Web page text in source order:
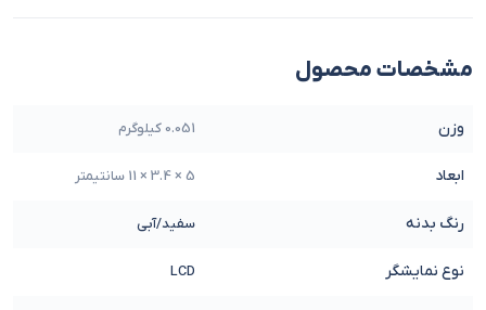
مشخصات محصول
وزن 0.051 کیلوگرم
ابعاد 5 × 3.4 × 11 سانتیمتر
رنگ بدنه سفید/آبی
نوع نمایشگر LCD